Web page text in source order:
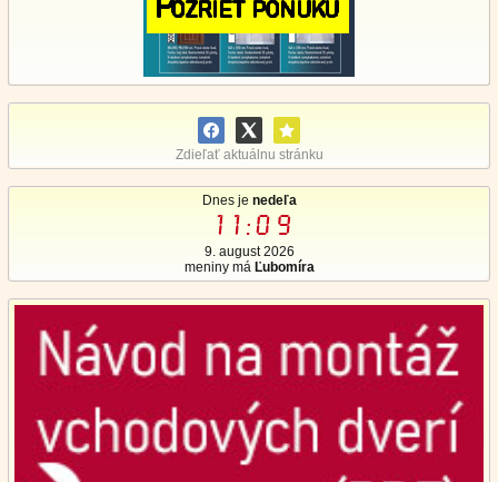
Zdieľať aktuálnu stránku
Dnes je nedeľa
11:09
9. august 2026
meniny má Ľubomíra